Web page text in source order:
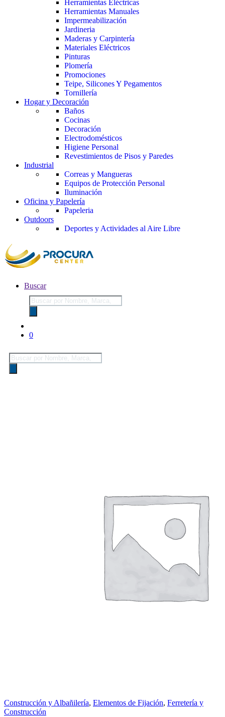
Herramientas Eléctricas
Herramientas Manuales
Impermeabilización
Jardineria
Maderas y Carpintería
Materiales Eléctricos
Pinturas
Plomería
Promociones
Teipe, Silicones Y Pegamentos
Tornillería
Hogar y Decoración
Baños
Cocinas
Decoración
Electrodomésticos
Higiene Personal
Revestimientos de Pisos y Paredes
Industrial
Correas y Mangueras
Equipos de Protección Personal
Iluminación
Oficina y Papelería
Papeleria
Outdoors
Deportes y Actividades al Aire Libre
Buscar
Búsqueda
de
productos
0
Búsqueda
de
productos
Construcción y Albañilería, Elementos de Fijación, Ferretería y
Construcción